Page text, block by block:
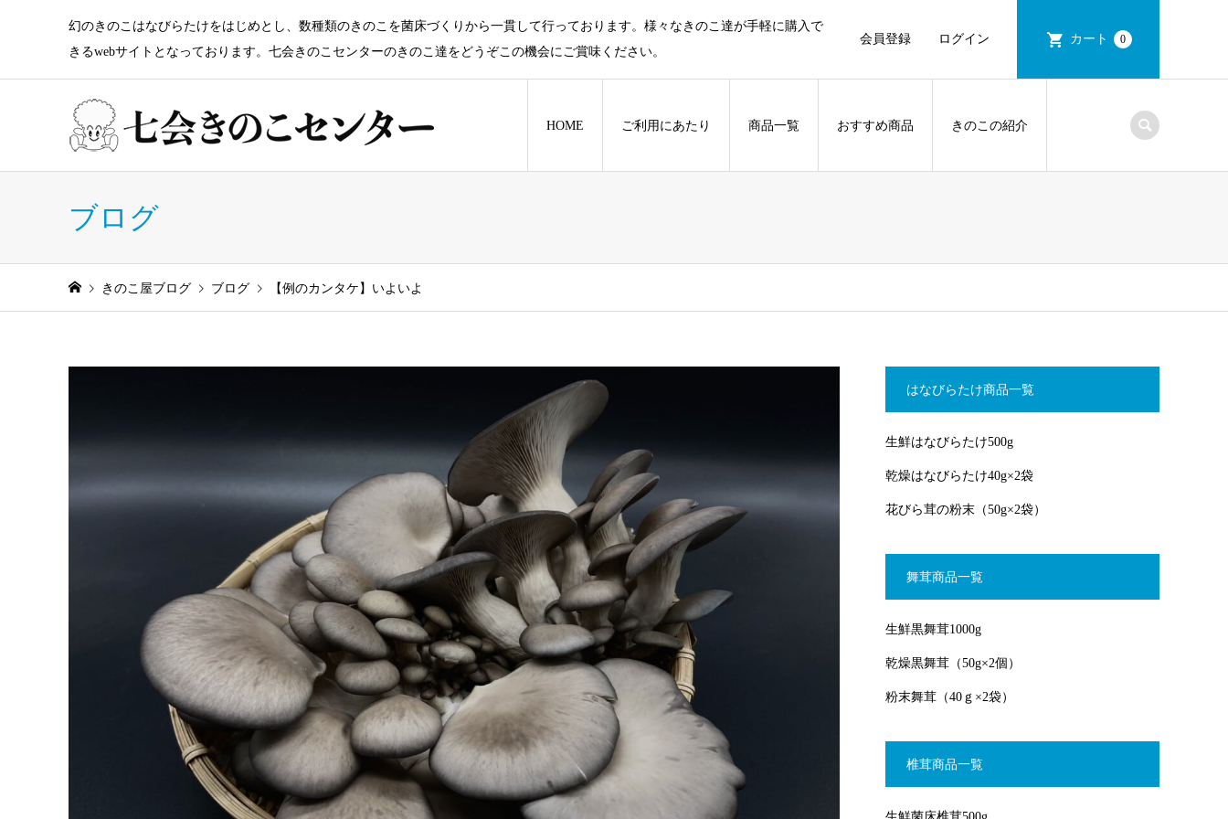
幻のきのこはなびらたけをはじめとし、数種類のきのこを菌床づくりから一貫して行っております。様々なきのこ達が手軽に購入で
きるwebサイトとなっております。七会きのこセンターのきのこ達をどうぞこの機会にご賞味ください。
会員登録 ログイン カート 0
HOME ご利用にあたり 商品一覧 おすすめ商品 きのこの紹介
ブログ
きのこ屋ブログ ブログ 【例のカンタケ】いよいよ
はなびらたけ商品一覧
生鮮はなびらたけ500g
乾燥はなびらたけ40g×2袋
花びら茸の粉末（50g×2袋）
舞茸商品一覧
生鮮黒舞茸1000g
乾燥黒舞茸（50g×2個）
粉末舞茸（40ｇ×2袋）
椎茸商品一覧